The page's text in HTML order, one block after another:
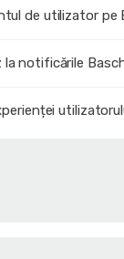
de utilizator pe
la notificările